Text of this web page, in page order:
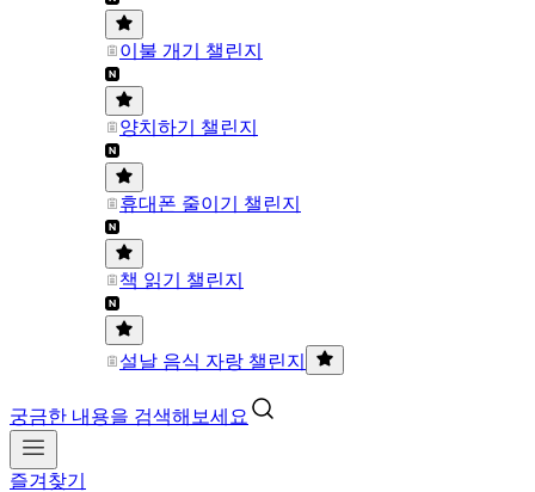
이불 개기 챌린지
양치하기 챌린지
휴대폰 줄이기 챌린지
책 읽기 챌린지
설날 음식 자랑 챌린지
궁금한 내용을 검색해보세요
즐겨찾기